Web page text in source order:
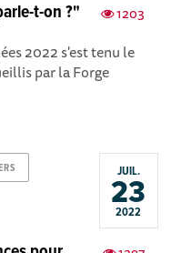
1203
t-on ?"
2022 s'est tenu le
par la Forge
JUIL.
23
2022